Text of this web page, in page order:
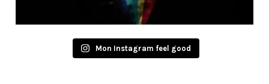
Mon Instagram feel good